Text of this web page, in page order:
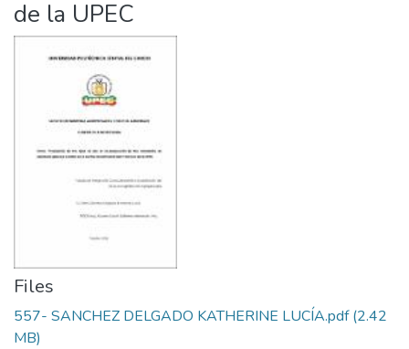
de la UPEC
Files
557- SANCHEZ DELGADO KATHERINE LUCÍA.pdf(2.42
MB)